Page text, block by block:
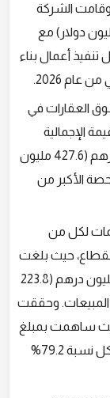
الشركة
بقيمة 250 مليون درهم (68.1 مليون دولار) مع
تنفيذ أعمال بناء
عام 2026.
العقارات في
الإجمالية
للمعاملات العقارية الشهر الماضي 1.57 مليار درهم (427.6 مليون
الأكبر من
لكل من
حيث بلغت
قيمة معاملات العقارات على المخطط 822.1 مليون درهم (223.8
إجمالي قيمة المبيعات. وحققت
ساهمت بمبلغ
852.9 مليون درهم (232.2 مليون دولار)، ما يشكل نسبة 79.2%